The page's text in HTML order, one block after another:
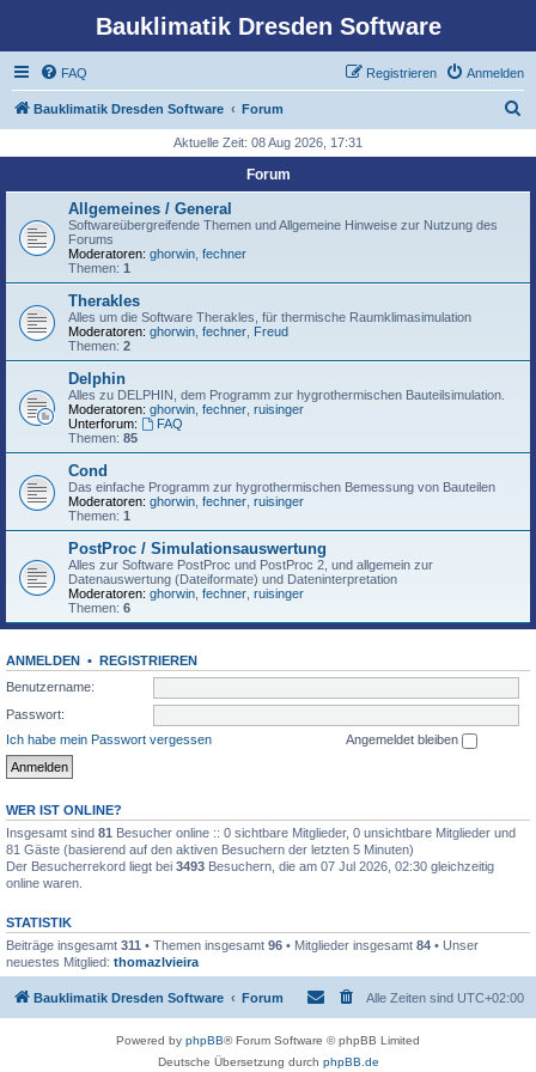
Bauklimatik Dresden Software
FAQ Anmelden
Registrieren
Bauklimatik Dresden Software Forum
h
Aktuelle Zeit: 08 Aug 2026, 17:31
Forum
Allgemeines / General
Softwareübergreifende Themen und Allgemeine Hinweise zur Nutzung des
Forums
Moderatoren: ghorwin fechner
Themen: 1
Therakles
Alles um die Software Therakles, für thermische Raumklimasimulation
Moderatoren: ghorwin fechner Freud
Themen: 2
Delphin
Alles zu DELPHIN, dem Programm zur hygrothermischen Bauteilsimulation.
Moderatoren: ghorwin fechner ruisinger
Unterforum:
FAQ
Themen: 85
Cond
Das einfache Programm zur hygrothermischen Bemessung von Bauteilen
Moderatoren: ghorwin fechner ruisinger
Themen: 1
PostProc / Simulationsauswertung
Alles zur Software PostProc und PostProc 2, und allgemein zur
Datenauswertung (Dateiformate) und Dateninterpretation
Moderatoren: ghorwin fechner ruisinger
Themen: 6
ANMELDEN • REGISTRIEREN
Benutzername:
Passwort:
Ich habe mein Passwort vergessen
Angemeldet bleiben
WER IST ONLINE?
Insgesamt sind 81 Besucher online :: 0 sichtbare Mitglieder, 0 unsichtbare Mitglieder und
81 Gäste (basierend auf den aktiven Besuchern der letzten 5 Minuten)
Der Besucherrekord liegt bei 3493 Besuchern, die am 07 Jul 2026, 02:30 gleichzeitig
online waren.
STATISTIK
Beiträge insgesamt 311 • Themen insgesamt 96 • Mitglieder insgesamt 84 • Unser
neuestes Mitglied: thomazlvieira
Bauklimatik Dresden Software Forum Alle Zeiten sind UTC+02:00
Powered by phpBB® Forum Software © phpBB Limited
Deutsche Übersetzung durch phpBB.de